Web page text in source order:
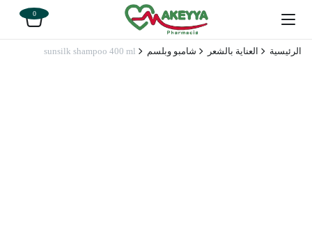
0
الرئيسية العناية بالشعر شامبو وبلسم sunsilk shampoo 400 ml